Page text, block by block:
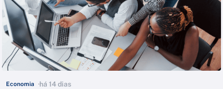
Economia há 14 dias